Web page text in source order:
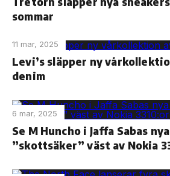
sommar
11 mar, 2025
Levi’s släpper ny
denim
6 mar, 2025
Se M Huncho i Jaffa Sabas
”skottsäker” väst av Nokia